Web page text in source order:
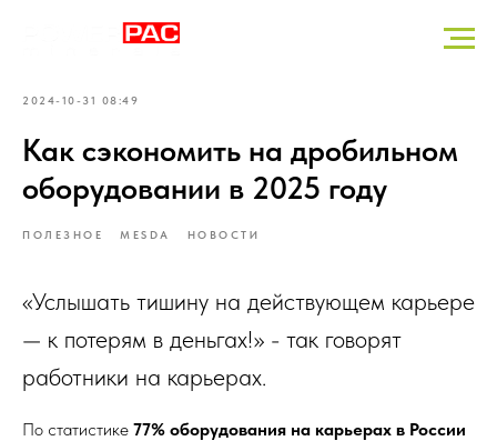
2024-10-31 08:49
Как сэкономить на дробильном
оборудовании в 2025 году
ПОЛЕЗНОЕ MESDA НОВОСТИ
«Услышать тишину на действующем карьере
— к потерям в деньгах!» - так говорят
работники на карьерах.
По статистике 77% оборудования на карьерах в России